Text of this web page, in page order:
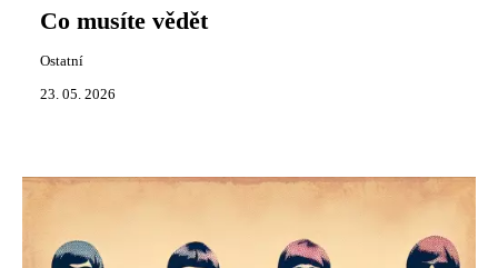
Co musíte vědět
Ostatní
23. 05. 2026